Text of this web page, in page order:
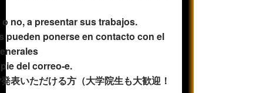
no, a presentar sus trabajos.
pueden ponerse en contacto con el
del correo-e.
表いただける方（大学院生も大歓迎！